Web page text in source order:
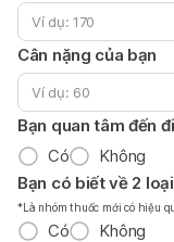
Cân nặng của bạn
Bạn quan tâm đến
Có
Không
Bạn có biết về 2
*Là nhóm thuốc mới có hiệu
Có Không